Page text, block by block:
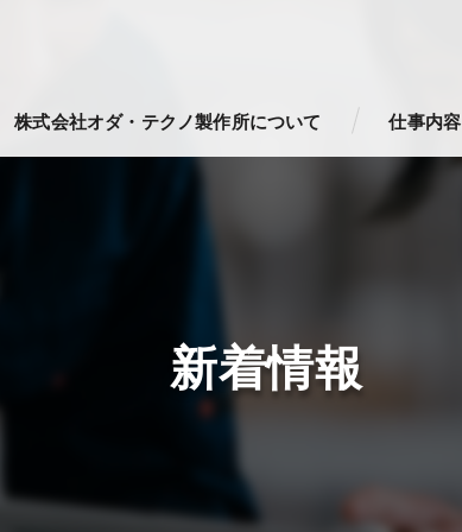
株式会社オダ・テクノ製作所について 仕事内容
新着情報